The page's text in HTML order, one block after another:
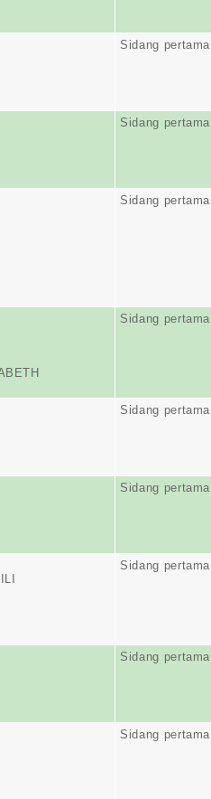
Sidang pertama
Sidang pertama
Sidang pertama
Sidang pertama
Sidang pertama
Sidang pertama
Sidang pertama
Sidang pertama
Sidang pertama